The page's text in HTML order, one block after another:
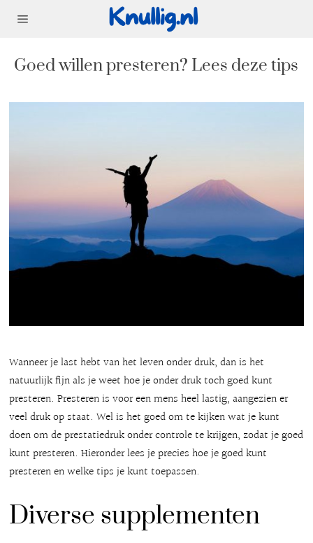
Goed willen presteren? Lees deze tips
Wanneer je last hebt van het leven onder druk, dan is het
natuurlijk fijn als je weet hoe je onder druk toch goed kunt
presteren. Presteren is voor een mens heel lastig, aangezien er
veel druk op staat. Wel is het goed om te kijken wat je kunt
doen om de prestatiedruk onder controle te krijgen, zodat je goed
kunt presteren. Hieronder lees je precies hoe je goed kunt
presteren en welke tips je kunt toepassen.
Diverse supplementen